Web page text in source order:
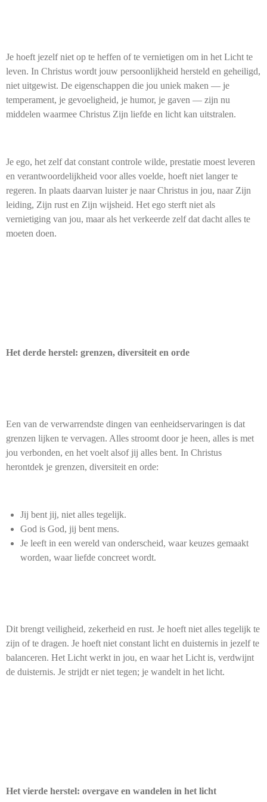
Je hoeft jezelf niet op te heffen of te vernietigen om in het Licht te
leven. In Christus wordt jouw persoonlijkheid hersteld en geheiligd,
niet uitgewist. De eigenschappen die jou uniek maken — je
temperament, je gevoeligheid, je humor, je gaven — zijn nu
middelen waarmee Christus Zijn liefde en licht kan uitstralen.
Je ego, het zelf dat constant controle wilde, prestatie moest leveren
en verantwoordelijkheid voor alles voelde, hoeft niet langer te
regeren. In plaats daarvan luister je naar Christus in jou, naar Zijn
leiding, Zijn rust en Zijn wijsheid. Het ego sterft niet als
vernietiging van jou, maar als het verkeerde zelf dat dacht alles te
moeten doen.
Het derde herstel: grenzen, diversiteit en orde
Een van de verwarrendste dingen van eenheidservaringen is dat
grenzen lijken te vervagen. Alles stroomt door je heen, alles is met
jou verbonden, en het voelt alsof jij alles bent. In Christus
herontdek je grenzen, diversiteit en orde:
Jij bent jij, niet alles tegelijk.
God is God, jij bent mens.
Je leeft in een wereld van onderscheid, waar keuzes gemaakt
worden, waar liefde concreet wordt.
Dit brengt veiligheid, zekerheid en rust. Je hoeft niet alles tegelijk te
zijn of te dragen. Je hoeft niet constant licht en duisternis in jezelf te
balanceren. Het Licht werkt in jou, en waar het Licht is, verdwijnt
de duisternis. Je strijdt er niet tegen; je wandelt in het licht.
Het vierde herstel: overgave en wandelen in het licht